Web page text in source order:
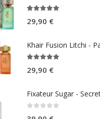
29,90 €
29,90 €